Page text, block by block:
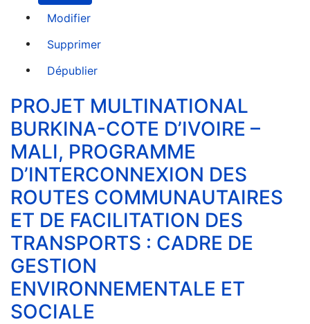
Modifier
Supprimer
Dépublier
PROJET MULTINATIONAL
BURKINA-COTE D’IVOIRE –
MALI, PROGRAMME
D’INTERCONNEXION DES
ROUTES COMMUNAUTAIRES
ET DE FACILITATION DES
TRANSPORTS : CADRE DE
GESTION
ENVIRONNEMENTALE ET
SOCIALE